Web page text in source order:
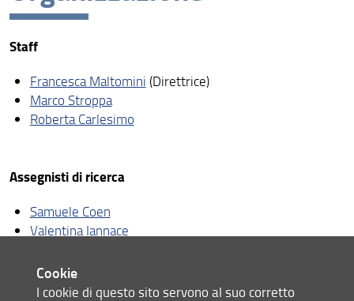
Staff
Francesca Maltomini (Direttrice)
Marco Stroppa
Roberta Carlesimo
Assegnisti di ricerca
Samuele Coen
Valentina Iannace
Chi siamo oggi
Lo Statuto
Organizzazione
Contatti
Cookie
I cookie di questo sito servono al suo corretto